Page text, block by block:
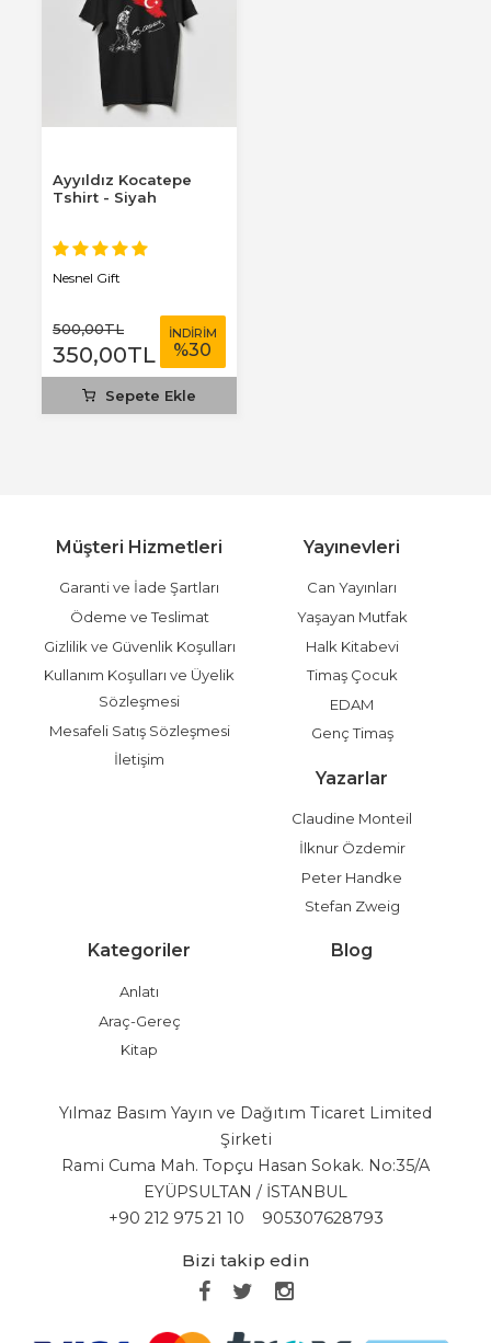
Ayyıldız Kocatepe
Tshirt - Siyah
Nesnel Gift
500,00TL
350,00TL
İNDİRİM
%30
Sepete Ekle
Müşteri Hizmetleri
Garanti ve İade Şartları
Ödeme ve Teslimat
Gizlilik ve Güvenlik Koşulları
Kullanım Koşulları ve Üyelik
Sözleşmesi
Mesafeli Satış Sözleşmesi
İletişim
Yayınevleri
Can Yayınları
Yaşayan Mutfak
Halk Kitabevi
Timaş Çocuk
EDAM
Genç Timaş
Yazarlar
Claudine Monteil
İlknur Özdemir
Peter Handke
Stefan Zweig
Kategoriler
Anlatı
Araç-Gereç
Kitap
Blog
Yılmaz Basım Yayın ve Dağıtım Ticaret Limited
Şirketi
Rami Cuma Mah. Topçu Hasan Sokak. No:35/A
EYÜPSULTAN / İSTANBUL
+90 212 975 21 10
905307628793
Bizi takip edin